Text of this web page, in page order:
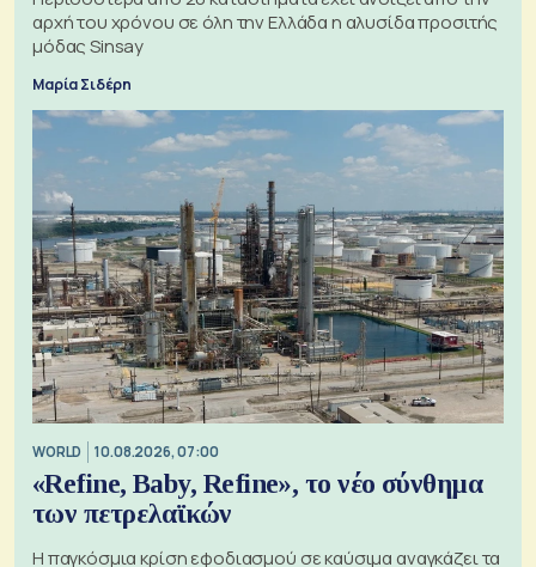
αρχή του χρόνου σε όλη την Ελλάδα η αλυσίδα προσιτής
μόδας Sinsay
Μαρία Σιδέρη
WORLD 10.08.2026, 07:00
«Refine, Baby, Refine», το νέο σύνθημα
των πετρελαϊκών
Η παγκόσμια κρίση εφοδιασμού σε καύσιμα αναγκάζει τα